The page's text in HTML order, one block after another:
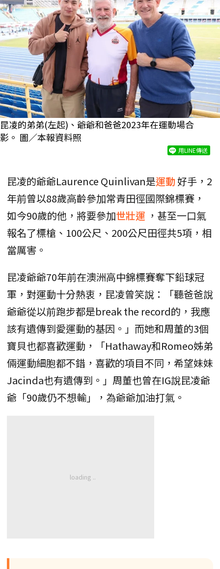
昆凌的弟弟(左起)、爺爺和爸爸2023年在運動場合
影。 圖／本報資料照
用LINE傳送
昆凌的爺爺Laurence Quinlivan是運動好手，2
年前曾以88歲高齡參加常青田徑國際錦標賽，
如今90歲的他，將要參加世壯運 ，甚至一口氣
報名了標槍、100公尺、200公尺田徑共5項，相
當厲害。
昆凌爺爺70年前在澳洲高中錦標賽奪下鉛球冠
軍，對運動十分熱衷，昆凌曾笑說：「聽爸爸說
爺爺從以前跑步都是break the record的，我應
該有遺傳到愛運動的基因。」而她和周董的3個
寶貝也都喜歡運動，「Hathaway和Romeo姊弟
倆運動細胞都不錯，喜歡的項目不同，希望妹妹
Jacinda也有遺傳到。」周董也曾在IG說昆凌爺
爺「90歲仍不想輸」，為爺爺加油打氣。